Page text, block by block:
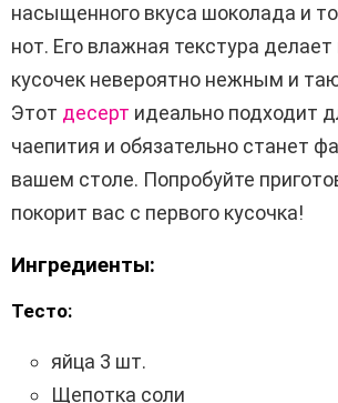
насыщенного вкуса шоколада и
нот. Его влажная текстура
кусочек невероятно нежным и
Этот десерт идеально подходит
чаепития и обязательно станет
вашем столе. Попробуйте
покорит вас с первого кусочка!
Ингредиенты:
Тесто:
яйца 3 шт.
Щепотка соли